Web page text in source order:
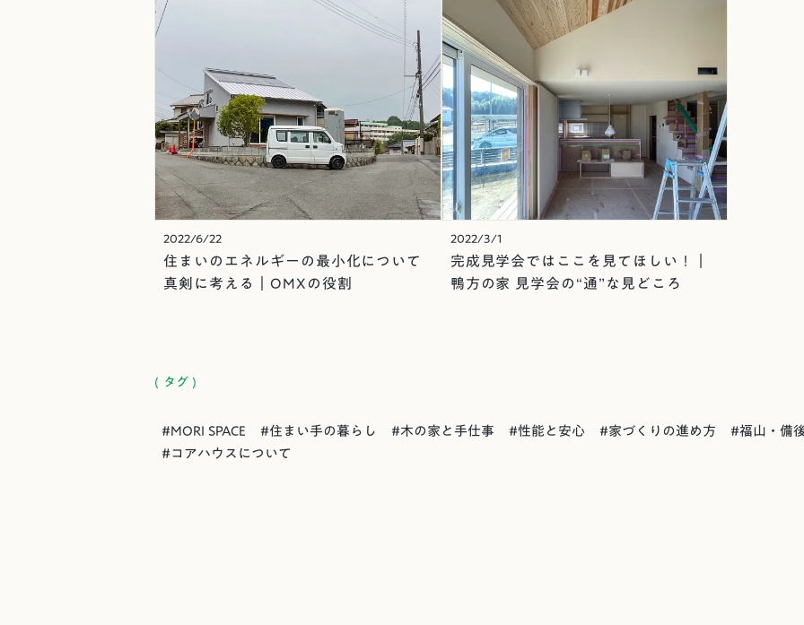
2022/6/22
住まいのエネルギーの最小化について
真剣に考える｜OMXの役割
2022/3/1
完成見学会ではここを見てほしい！｜
鴨方の家 見学会の“通”な見どころ
( タグ )
#MORI SPACE #住まい手の暮らし #木の家と手仕事 #性能と安心 #家づくりの進め方 #福山・備
#コアハウスについて